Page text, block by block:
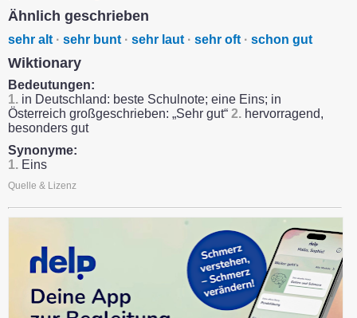
Ähnlich geschrieben
sehr alt · sehr bunt · sehr laut · sehr oft · schon gut
Wiktionary
Bedeutungen:
1. in Deutschland: beste Schulnote; eine Eins; in
Österreich großgeschrieben: „Sehr gut“ 2. hervorragend,
besonders gut
Synonyme:
1. Eins
Quelle & Lizenz